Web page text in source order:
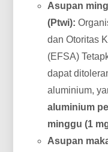
Asupan
(Ptwi):
dan Otoritas
(EFSA)
dapat
aluminium,
aluminium
minggu (1
Asupan